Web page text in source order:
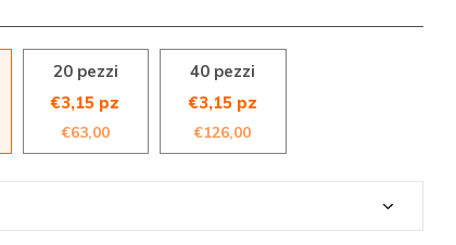
20 pezzi
€3,15 pz
€63,00
40 pezzi
€3,15 pz
€126,00